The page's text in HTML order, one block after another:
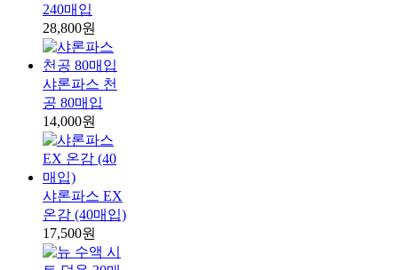
240매입
28,800원
샤론파스 천
공 80매입
14,000원
샤론파스 EX
온감 (40매입)
17,500원